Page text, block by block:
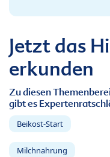
Jetzt das
erkunden
Zu diesen
gibt es
Beikost-Start
Milchnahrung